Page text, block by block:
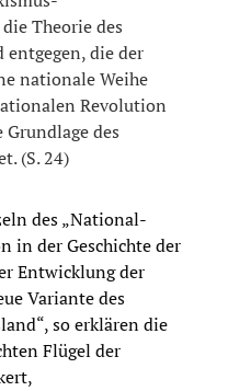
Theorie des
die der
nationale Weihe
Revolution
des
(S. 24)
des „National-
in der Geschichte der
Entwicklung der
Variante des
so erklären die
Flügel der